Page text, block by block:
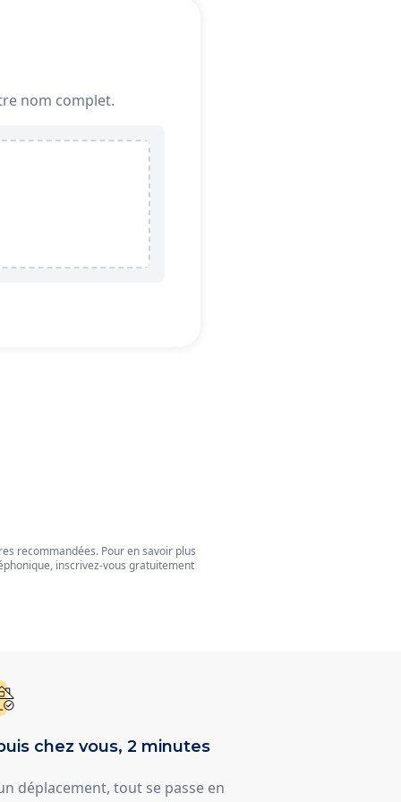
nom complet.
recommandées. Pour en savoir plus
inscrivez-vous gratuitement
chez vous, 2 minutes
déplacement, tout se passe en